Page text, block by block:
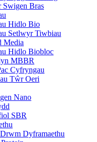
Swigen Bras
Hidlo Bio
Setlwyr Tiwbiau
Media
Hidlo Biobloc
MBBR
Cyfryngau
Tŵr Oeri
Nano
SBR
Dyframaethu